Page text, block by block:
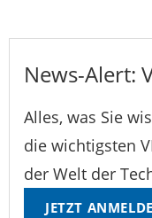
News-Alert:
Alles, was Sie
die wichtigsten
der Welt der
JETZT